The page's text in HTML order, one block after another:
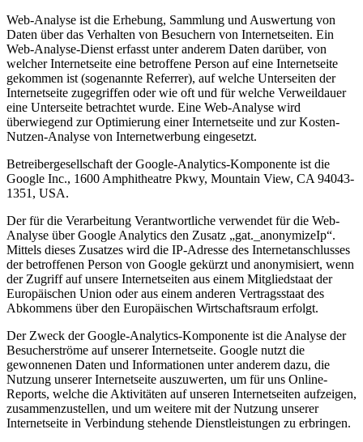
Web-Analyse ist die Erhebung, Sammlung und Auswertung von
Daten über das Verhalten von Besuchern von Internetseiten. Ein
Web-Analyse-Dienst erfasst unter anderem Daten darüber, von
welcher Internetseite eine betroffene Person auf eine Internetseite
gekommen ist (sogenannte Referrer), auf welche Unterseiten der
Internetseite zugegriffen oder wie oft und für welche Verweildauer
eine Unterseite betrachtet wurde. Eine Web-Analyse wird
überwiegend zur Optimierung einer Internetseite und zur Kosten-
Nutzen-Analyse von Internetwerbung eingesetzt.
Betreibergesellschaft der Google-Analytics-Komponente ist die
Google Inc., 1600 Amphitheatre Pkwy, Mountain View, CA 94043-
1351, USA.
Der für die Verarbeitung Verantwortliche verwendet für die Web-
Analyse über Google Analytics den Zusatz „gat._anonymizeIp“.
Mittels dieses Zusatzes wird die IP-Adresse des Internetanschlusses
der betroffenen Person von Google gekürzt und anonymisiert, wenn
der Zugriff auf unsere Internetseiten aus einem Mitgliedstaat der
Europäischen Union oder aus einem anderen Vertragsstaat des
Abkommens über den Europäischen Wirtschaftsraum erfolgt.
Der Zweck der Google-Analytics-Komponente ist die Analyse der
Besucherströme auf unserer Internetseite. Google nutzt die
gewonnenen Daten und Informationen unter anderem dazu, die
Nutzung unserer Internetseite auszuwerten, um für uns Online-
Reports, welche die Aktivitäten auf unseren Internetseiten aufzeigen,
zusammenzustellen, und um weitere mit der Nutzung unserer
Internetseite in Verbindung stehende Dienstleistungen zu erbringen.